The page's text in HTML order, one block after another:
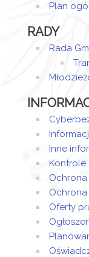
Plan
RADY
Rada
Inne
Kontrole
Oferty